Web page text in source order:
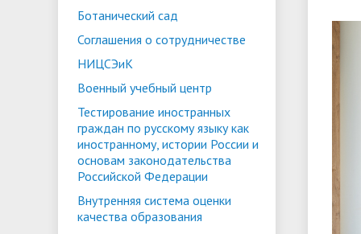
Информация о зачислении
граждан
Национальные проекты Российской
Федерации
Ботанический сад
Соглашения о сотрудничестве
НИЦСЭиК
Военный учебный центр
Тестирование иностранных
граждан по русскому языку как
иностранному, истории России и
основам законодательства
Российской Федерации
Внутренняя система оценки
качества образования